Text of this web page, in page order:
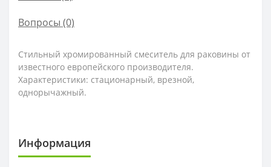
Вопросы (0)
Стильный хромированный смеситель для раковины от
известного европейского производителя.
Характеристики: стационарный, врезной,
однорычажный.
Информация